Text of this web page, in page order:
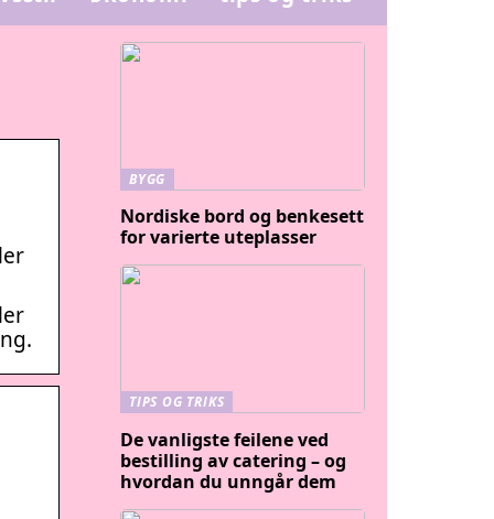
BYGG
Nordiske bord og benkesett
for varierte uteplasser
TIPS OG TRIKS
De vanligste feilene ved
bestilling av catering – og
hvordan du unngår dem